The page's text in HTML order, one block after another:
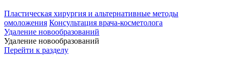
Пластическая хирургия и альтернативные методы
омоложения Консультация врача-косметолога
Удаление новообразований
Удаление новообразований
Перейти к разделу